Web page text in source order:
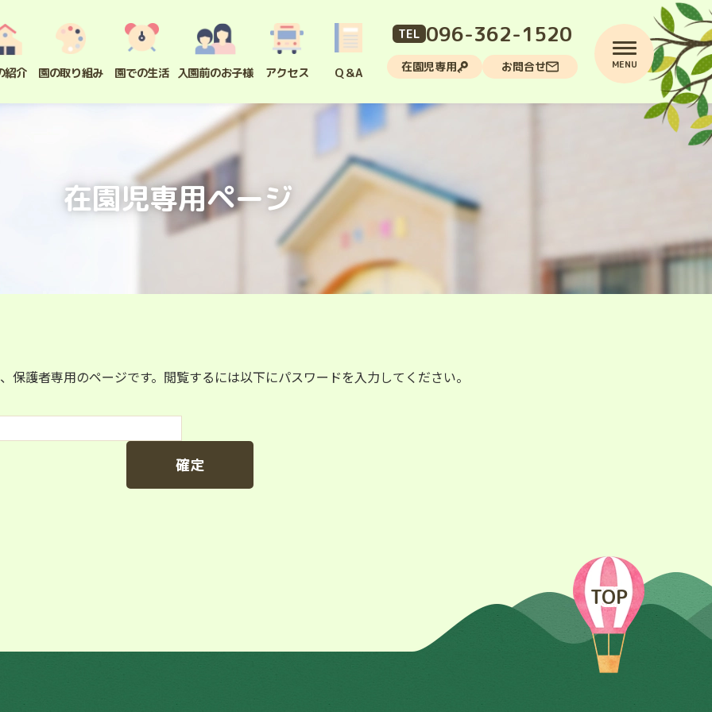
紹介 園の取り組み 園での生活 入園前のお子様 アクセス Q＆A
TEL 096-362-1520
在園児専用 お問合せ
在園児専用ページ
MENU
保護者専用のページです。閲覧するには以下にパスワードを入力してください。
TOP